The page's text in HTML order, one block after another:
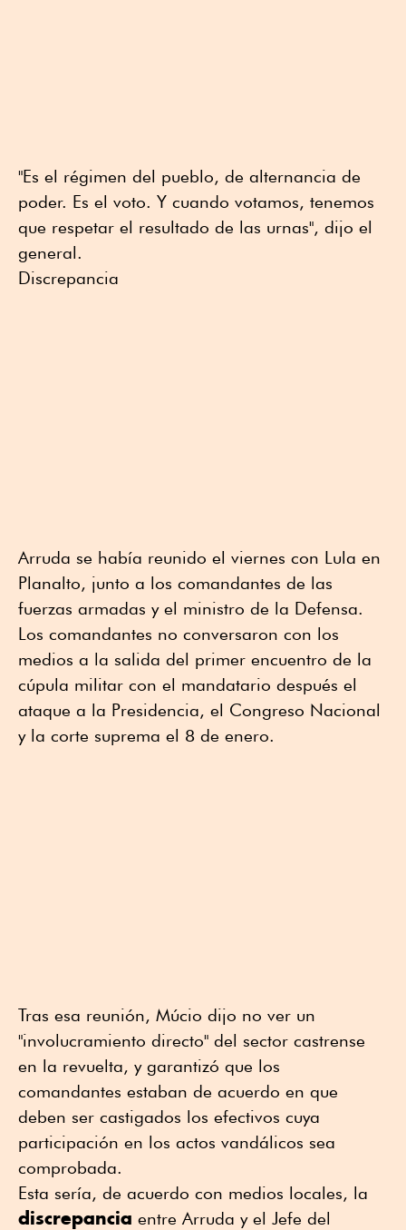
"Es el régimen del pueblo, de alternancia de
poder. Es el voto. Y cuando votamos, tenemos
que respetar el resultado de las urnas", dijo el
general.
Discrepancia
Arruda se había reunido el viernes con Lula en
Planalto, junto a los comandantes de las
fuerzas armadas y el ministro de la Defensa.
Los comandantes no conversaron con los
medios a la salida del primer encuentro de la
cúpula militar con el mandatario después el
ataque a la Presidencia, el Congreso Nacional
y la corte suprema el 8 de enero.
Tras esa reunión, Múcio dijo no ver un
"involucramiento directo" del sector castrense
en la revuelta, y garantizó que los
comandantes estaban de acuerdo en que
deben ser castigados los efectivos cuya
participación en los actos vandálicos sea
comprobada.
Esta sería, de acuerdo con medios locales, la
discrepancia entre Arruda y el Jefe del